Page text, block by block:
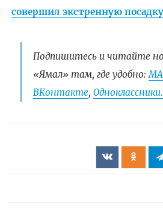
совершил экстренную
Подпишитесь и читайте
«Ямал» там, где удобно:
ВКонтакте, Одноклассники.